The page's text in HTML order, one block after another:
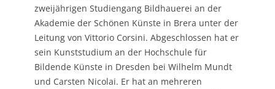
zweijährigen Studiengang Bildhauerei an der
Akademie der Schönen Künste in Brera unter der
Leitung von Vittorio Corsini. Abgeschlossen hat er
sein Kunststudium an der Hochschule für
Bildende Künste in Dresden bei Wilhelm Mundt
und Carsten Nicolai. Er hat an mehreren